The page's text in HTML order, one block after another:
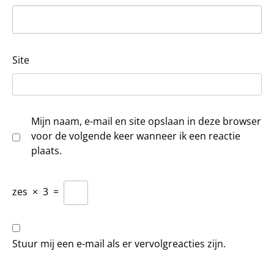
Site
Mijn naam, e-mail en site opslaan in deze browser
voor de volgende keer wanneer ik een reactie
plaats.
zes × 3 =
Stuur mij een e-mail als er vervolgreacties zijn.